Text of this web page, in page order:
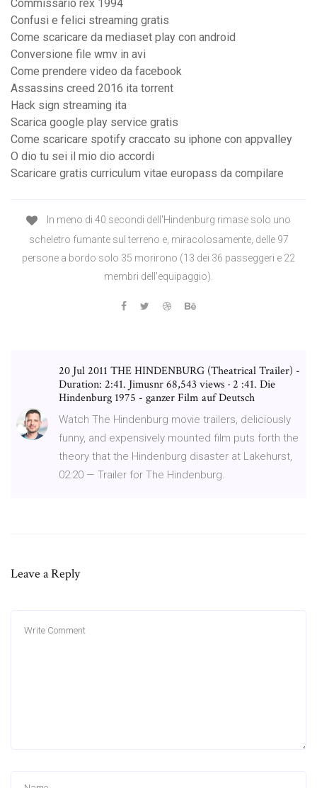
Commissario rex 1994
Confusi e felici streaming gratis
Come scaricare da mediaset play con android
Conversione file wmv in avi
Come prendere video da facebook
Assassins creed 2016 ita torrent
Hack sign streaming ita
Scarica google play service gratis
Come scaricare spotify craccato su iphone con appvalley
O dio tu sei il mio dio accordi
Scaricare gratis curriculum vitae europass da compilare
In meno di 40 secondi dell'Hindenburg rimase solo uno
scheletro fumante sul terreno e, miracolosamente, delle 97
persone a bordo solo 35 morirono (13 dei 36 passeggeri e 22
membri dell'equipaggio).
20 Jul 2011 THE HINDENBURG (Theatrical Trailer) -
Duration: 2:41. Jimusnr 68,543 views · 2 :41. Die
Hindenburg 1975 - ganzer Film auf Deutsch
Watch The Hindenburg movie trailers, deliciously
funny, and expensively mounted film puts forth the
theory that the Hindenburg disaster at Lakehurst,
02:20 — Trailer for The Hindenburg.
Leave a Reply